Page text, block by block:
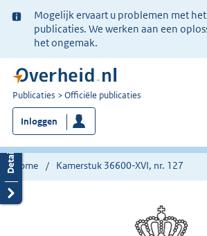
Ter
informatie:
Mogelijk ervaart u problemen met
publicaties. We werken aan een
het ongemak.
U
bent
nu
hier:
Publicaties Officiële publicaties
Inloggen
Home Kamerstuk 36600-XVI, nr. 127